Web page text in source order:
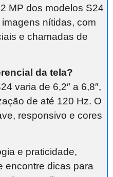
MP dos modelos S24
nítidas, com
e chamadas de
da tela?
varia de 6,2″ a 6,8″,
de até 120 Hz. O
responsivo e cores
e praticidade,
encontre dicas para